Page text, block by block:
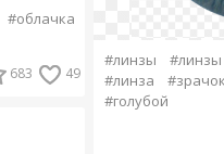
#облачка
683 49
#линзы
#линза
#голубой